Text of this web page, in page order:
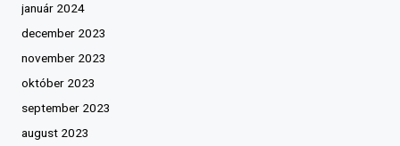
január 2024
december 2023
november 2023
október 2023
september 2023
august 2023